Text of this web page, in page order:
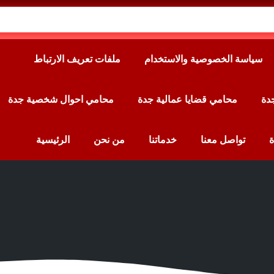
سياسة الخصوصية والاستخدام ملفات تعريف الارتباط
محامي قضايا عمالية جدة محامي احوال شخصية جدة
تواصل معنا خدماتنا من نحن الرئيسية
لقضايا الطلاق | نوقف معك لين